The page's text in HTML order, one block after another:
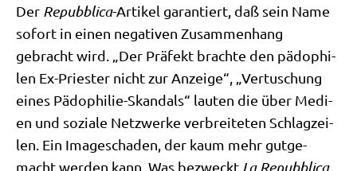
Der Repubbli­ca-Arti­kel garan­tiert, daß sein Name
sofort in einen nega­ti­ven Zusam­men­hang
gebracht wird. „Der Prä­fekt brach­te den pädo­phi­
len Ex-Prie­ster nicht zur Anzei­ge“, „Ver­tu­schung
eines Pädo­phi­lie-Skan­dals“ lau­ten die über Medi­
en und sozia­le Netz­wer­ke ver­brei­te­ten Schlag­zei­
len. Ein Image­scha­den, der kaum mehr gut­ge­
macht wer­den kann. Was bezweckt La Repubbli­ca